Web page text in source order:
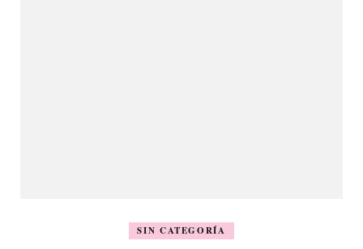
SIN CATEGORÍA